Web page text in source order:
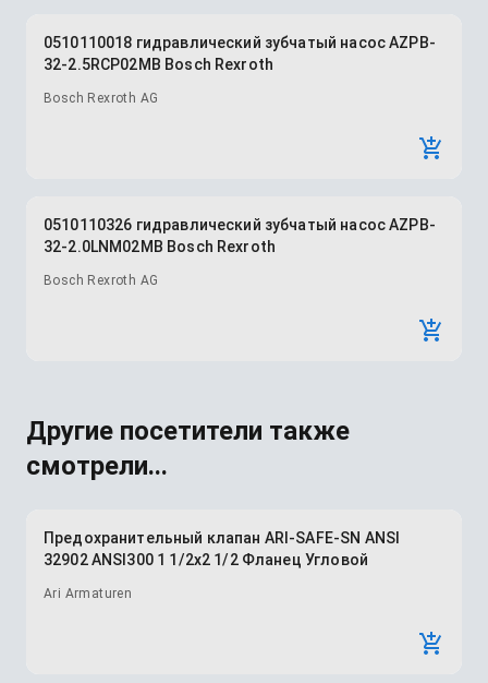
0510110018 гидравлический зубчатый насос AZPB-
32-2.5RCP02MB Bosch Rexroth
Bosch Rexroth AG
0510110326 гидравлический зубчатый насос AZPB-
32-2.0LNM02MB Bosch Rexroth
Bosch Rexroth AG
Другие посетители также
смотрели...
Предохранительный клапан ARI-SAFE-SN ANSI
32902 ANSI300 1 1/2x2 1/2 Фланец Угловой
Ari Armaturen